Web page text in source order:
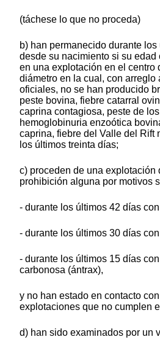
(táchese lo que no proceda)
b) han permanecido durante
desde su nacimiento si su edad
en una explotación en el centro
diámetro en la cual, con arreglo
oficiales, no se han producido
peste bovina, fiebre catarral
caprina contagiosa, peste de
hemoglobinuria enzoótica
caprina, fiebre del Valle del Rift
los últimos treinta días;
c) proceden de una explotación
prohibición alguna por motivos
- durante los últimos 42 días
- durante los últimos 30 días
- durante los últimos 15 días
carbonosa (ántrax),
y no han estado en contacto
explotaciones que no cumplen
d) han sido examinados por un